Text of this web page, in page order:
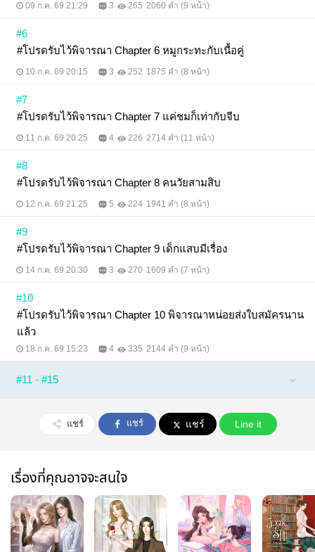
ให้ได้ คนตัวเล็กเบือนหน้าหนีแก้เขิน ทำให้บรรยากาศ
บนรถเงียบกว่าปกติ จนปาลิตายิ้มขำ "เมื่อกี้ยังเก่งอยู่เลย
กระแอมไอเรียกสติและรวบรวมความกล้า แล้วหันมา
ประจันหน้ากับคนถาม "พีแค่กำลังคิดค่ะ" "คิดอะไรคะ"
"อยากอายุสามสิบไว ๆ บ้างจัง..." ปาลิตาเลิกคิ้วสงสัย
ปลาย ธงเขียวปี๋ค่าา หากใครเคยอ่านพ่ายทางรักคุณ คู่นี้
อ่านกันดูก่อนนะคะ เนื้อหาหลัก 30 ตอน ตอนพิเศษจะมา
ก็ต่อเมื่อนักอ่านเมนต์ทวง หยอก แต่เมนต์มาเถอะ อยาก
พลีสสสสส~ ปล. ซื้อผ่านเว็บไซต์ถูกกว่าระบบ iOS น้าา
09 ก.ค. 69 21:29 3 265 2060 คำ (9 หน้า)
#6
#โปรดรับไว้พิจารณา Chapter 6 หมูกระทะกับเนื้อคู่
10 ก.ค. 69 20:15 3 252 1875 คำ (8 หน้า)
#7
#โปรดรับไว้พิจารณา Chapter 7 แค่ชมก็เท่ากับจีบ
11 ก.ค. 69 20:25 4 226 2714 คำ (11 หน้า)
#8
#โปรดรับไว้พิจารณา Chapter 8 คนวัยสามสิบ
12 ก.ค. 69 21:25 5 224 1941 คำ (8 หน้า)
#9
#โปรดรับไว้พิจารณา Chapter 9 เด็กแสบมีเรื่อง
14 ก.ค. 69 20:30 3 270 1609 คำ (7 หน้า)
#10
#โปรดรับไว้พิจารณา Chapter 10 พิจารณาหน่อยส่งใบสมัครนาน
แล้ว
18 ก.ค. 69 15:23 4 335 2144 คำ (9 หน้า)
#11 - #15
แชร์ แชร์ แชร์ Line it
เรื่องที่คุณอาจจะสนใจ